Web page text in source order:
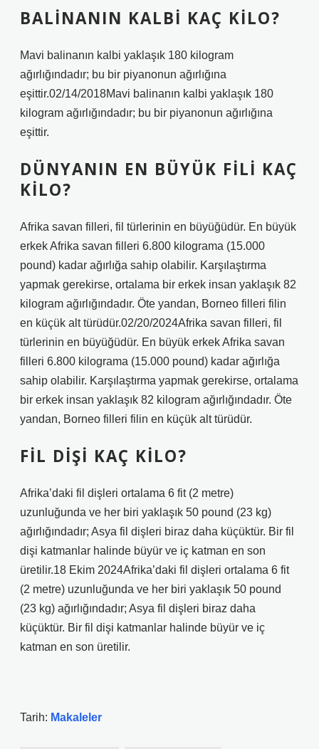
BALINANIN KALBI KAÇ KILO?
Mavi balinanın kalbi yaklaşık 180 kilogram
ağırlığındadır; bu bir piyanonun ağırlığına
eşittir.02/14/2018Mavi balinanın kalbi yaklaşık 180
kilogram ağırlığındadır; bu bir piyanonun ağırlığına
eşittir.
DÜNYANIN EN BÜYÜK FILI KAÇ
KILO?
Afrika savan filleri, fil türlerinin en büyüğüdür. En büyük
erkek Afrika savan filleri 6.800 kilograma (15.000
pound) kadar ağırlığa sahip olabilir. Karşılaştırma
yapmak gerekirse, ortalama bir erkek insan yaklaşık 82
kilogram ağırlığındadır. Öte yandan, Borneo filleri filin
en küçük alt türüdür.02/20/2024Afrika savan filleri, fil
türlerinin en büyüğüdür. En büyük erkek Afrika savan
filleri 6.800 kilograma (15.000 pound) kadar ağırlığa
sahip olabilir. Karşılaştırma yapmak gerekirse, ortalama
bir erkek insan yaklaşık 82 kilogram ağırlığındadır. Öte
yandan, Borneo filleri filin en küçük alt türüdür.
FIL DIŞI KAÇ KILO?
Afrika’daki fil dişleri ortalama 6 fit (2 metre)
uzunluğunda ve her biri yaklaşık 50 pound (23 kg)
ağırlığındadır; Asya fil dişleri biraz daha küçüktür. Bir fil
dişi katmanlar halinde büyür ve iç katman en son
üretilir.18 Ekim 2024Afrika’daki fil dişleri ortalama 6 fit
(2 metre) uzunluğunda ve her biri yaklaşık 50 pound
(23 kg) ağırlığındadır; Asya fil dişleri biraz daha
küçüktür. Bir fil dişi katmanlar halinde büyür ve iç
katman en son üretilir.
Tarih: Makaleler